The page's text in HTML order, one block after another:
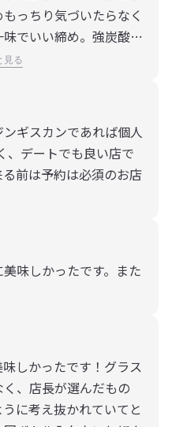
っちり気づいたらなく
でいい締め。強炭酸ハ
円。バケツってのは七
WEB予約お一人様OK
るとすごくいい店。み
見る
ギスカンであれば個人
、デートでも良い店で
前は予約は必須のお店
味しかったです。また
しかったです！グラス
、店長が選んだもの
に考え抜かれていてと